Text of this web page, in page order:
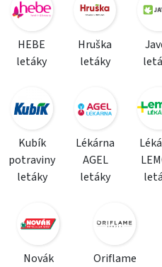
HEBE
letáky
Hruška
letáky
Kubík
potraviny
letáky
Lékárna
AGEL
letáky
Novák
Oriflame